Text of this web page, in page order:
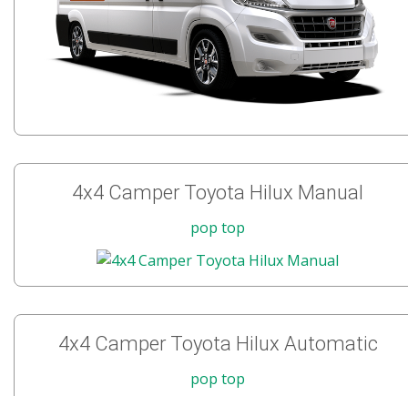
4x4 Camper Toyota Hilux Manual
pop top
4x4 Camper Toyota Hilux Automatic
pop top